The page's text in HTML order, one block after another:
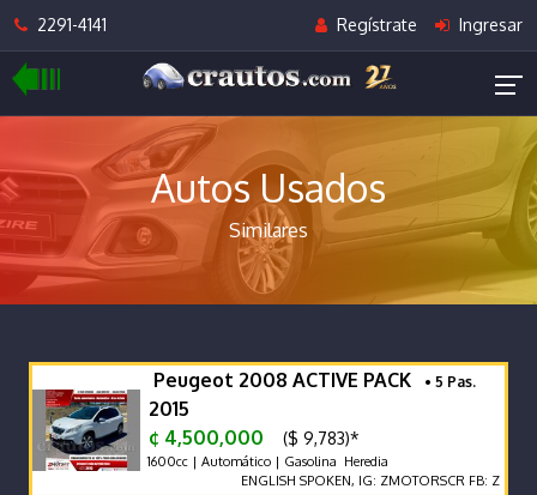
2291-4141 Regístrate Ingresar
Autos Usados
Similares
Peugeot 2008 ACTIVE PACK • 5 Pas.
2015
¢ 4,500,000
($ 9,783)*
1600cc | Automático | Gasolina Heredia
ENGLISH SPOKEN, IG: ZMOTORSCR FB: Z